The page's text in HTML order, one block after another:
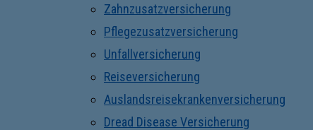
Zahnzusatzversicherung
Pflegezusatzversicherung
Unfallversicherung
Reiseversicherung
Auslandsreisekrankenversicherung
Dread Disease Versicherung